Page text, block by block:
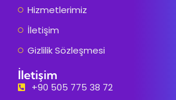
Hizmetlerimiz
İletişim
Gizlilik Sözleşmesi
İletişim
+90 505 775 38 72